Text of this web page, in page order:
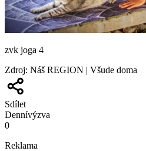
zvk joga 4
Zdroj: Náš REGION | Všude doma
Sdílet
Dennívýzva
0
Reklama